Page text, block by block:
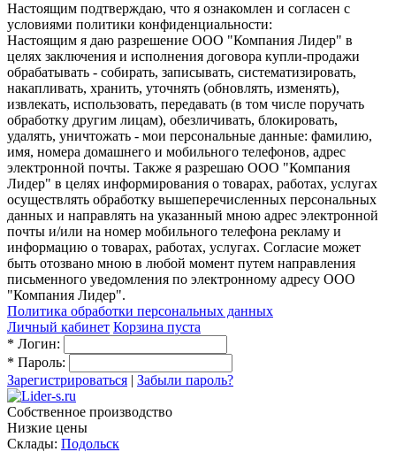
Настоящим подтверждаю, что я ознакомлен и согласен с
условиями политики конфиденциальности:
Настоящим я даю разрешение ООО "Компания Лидер" в
целях заключения и исполнения договора купли-продажи
обрабатывать - собирать, записывать, систематизировать,
накапливать, хранить, уточнять (обновлять, изменять),
извлекать, использовать, передавать (в том числе поручать
обработку другим лицам), обезличивать, блокировать,
удалять, уничтожать - мои персональные данные: фамилию,
имя, номера домашнего и мобильного телефонов, адрес
электронной почты. Также я разрешаю ООО "Компания
Лидер" в целях информирования о товарах, работах, услугах
осуществлять обработку вышеперечисленных персональных
данных и направлять на указанный мною адрес электронной
почты и/или на номер мобильного телефона рекламу и
информацию о товарах, работах, услугах. Согласие может
быть отозвано мною в любой момент путем направления
письменного уведомления по электронному адресу ООО
"Компания Лидер".
Политика обработки персональных данных
Личный кабинет Корзина пуста
* Логин:
* Пароль:
Зарегистрироваться | Забыли пароль?
Собственное производство
Низкие цены
Склады: Подольск